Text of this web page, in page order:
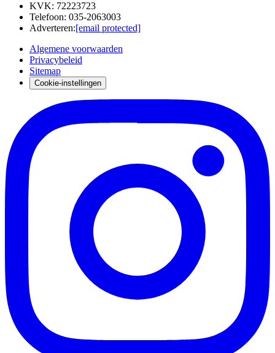
KVK: 72223723
Telefoon: 035-2063003
Adverteren:[email protected]
Algemene voorwaarden
Privacybeleid
Sitemap
Cookie-instellingen